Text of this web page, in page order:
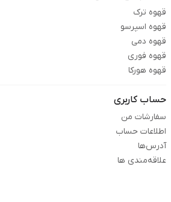
قهوه ترک
قهوه اسپرسو
قهوه دمی
قهوه فوری
قهوه هورکا
حساب کاربری
سفارشات من
اطلاعات حساب
آدرس‌ها
علاقه‌مندی ها